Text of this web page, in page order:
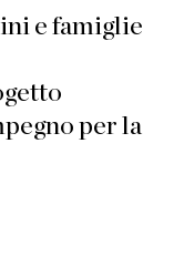
e famiglie
per la